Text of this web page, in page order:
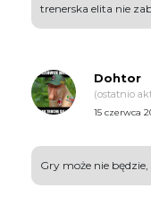
trenerska elita nie
Dohtor
(ostatnio
15 czerwca
Gry może nie